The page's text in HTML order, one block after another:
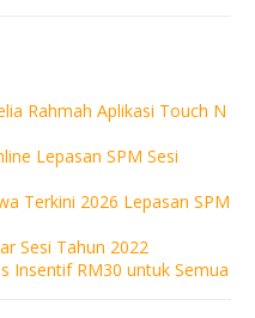
Rahmah Aplikasi Touch N
Lepasan SPM Sesi
Terkini 2026 Lepasan SPM
Sesi Tahun 2022
Insentif RM30 untuk Semua